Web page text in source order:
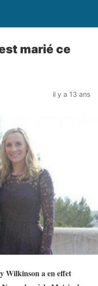
marié ce
il y a 13 ans
Wilkinson a en effet